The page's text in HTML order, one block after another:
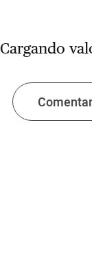
Cargando
Comentar